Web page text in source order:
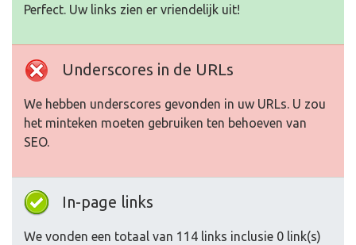
Perfect. Uw links zien er vriendelijk uit!
Underscores in de URLs
We hebben underscores gevonden in uw URLs. U zou
het minteken moeten gebruiken ten behoeven van
SEO.
In-page links
We vonden een totaal van 114 links inclusie 0 link(s)